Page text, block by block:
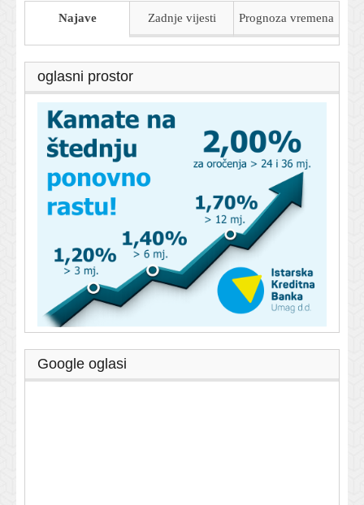
Najave Zadnje vijesti Prognoza vremena
oglasni prostor
Google oglasi